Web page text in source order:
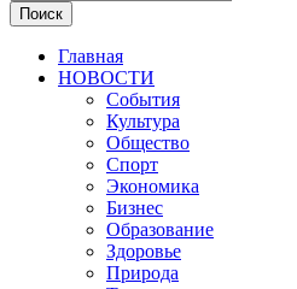
Поиск
Главная
НОВОСТИ
События
Культура
Общество
Спорт
Экономика
Бизнес
Образование
Здоровье
Природа